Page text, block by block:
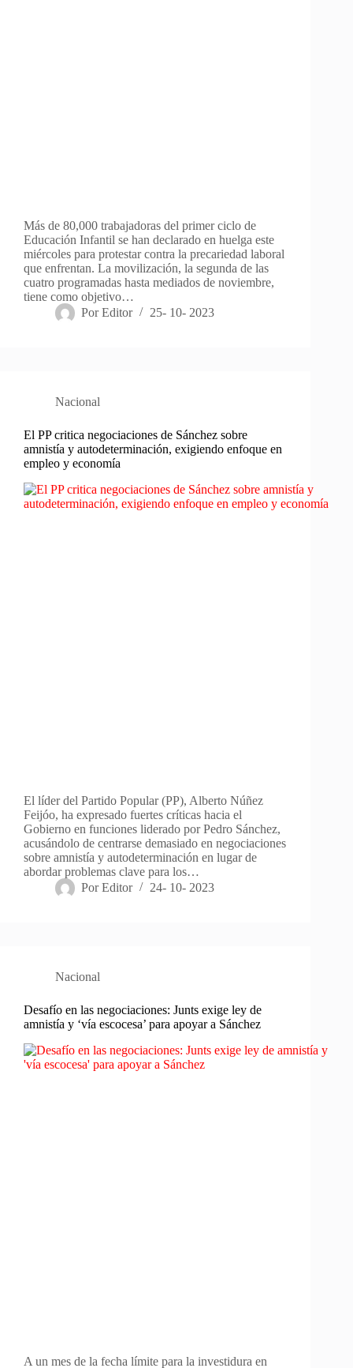
Más de 80,000 trabajadoras del primer ciclo de
Educación Infantil se han declarado en huelga este
miércoles para protestar contra la precariedad laboral
que enfrentan. La movilización, la segunda de las
cuatro programadas hasta mediados de noviembre,
tiene como objetivo…
Por Editor 25- 10- 2023
Nacional
El PP critica negociaciones de Sánchez sobre
amnistía y autodeterminación, exigiendo enfoque en
empleo y economía
El líder del Partido Popular (PP), Alberto Núñez
Feijóo, ha expresado fuertes críticas hacia el
Gobierno en funciones liderado por Pedro Sánchez,
acusándolo de centrarse demasiado en negociaciones
sobre amnistía y autodeterminación en lugar de
abordar problemas clave para los…
Por Editor 24- 10- 2023
Nacional
Desafío en las negociaciones: Junts exige ley de
amnistía y ‘vía escocesa’ para apoyar a Sánchez
A un mes de la fecha límite para la investidura en